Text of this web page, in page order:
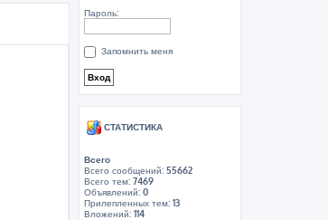
Пароль:
Запомнить меня
СТАТИСТИКА
Всего
Всего сообщений: 55662
Всего тем: 7469
Объявлений: 0
Прилепленных тем: 13
Вложений: 114